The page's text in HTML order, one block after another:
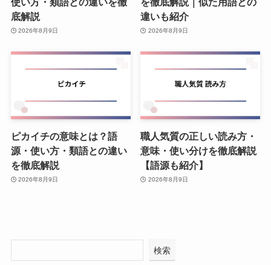
底解説
2026年8月9日
違いも紹介
2026年8月9日
ピカイチの意味とは？語
源・使い方・類語との違い
を徹底解説
2026年8月9日
職人気質の正しい読み方・
意味・使い分けを徹底解説
【語源も紹介】
2026年8月9日
検索